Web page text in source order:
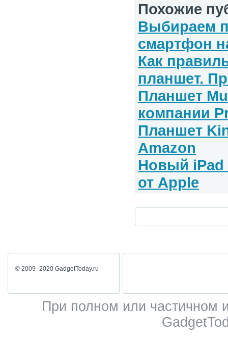
Похожие
Выбираем
смартфон
Как
планшет.
Планшет
компании
Планшет
Amazon
Новый iPad
от Apple
© 2009–2020 GadgetToday.ru
При полном или частичном